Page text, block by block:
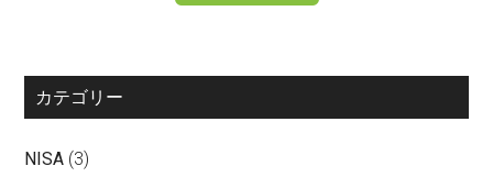
カテゴリー
NISA (3)